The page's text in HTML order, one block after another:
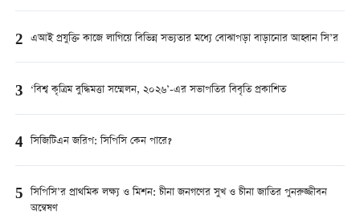
2 এআই প্রযুক্তি কাজে লাগিয়ে বিভিন্ন সভ্যতার মধ্যে বোঝাপড়া বাড়ানোর আহ্বান সি’র
3 ‘বিশ্ব কৃত্রিম বুদ্ধিমত্তা সম্মেলন, ২০২৬’-এর সভাপতির বিবৃতি প্রকাশিত
4 সিজিটিএন জরিপ: সিপিসি কেন পারে?
5 সিপিসি’র প্রাথমিক লক্ষ্য ও মিশন: চীনা জনগণের সুখ ও চীনা জাতির পুনরুজ্জীবন
অন্বেষণ